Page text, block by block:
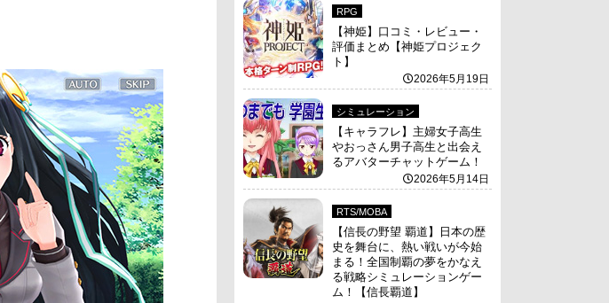
RPG
【神姫】口コミ・レビュー・
評価まとめ【神姫プロジェク
ト】
2026年5月19日
シミュレーション
【キャラフレ】主婦女子高生
やおっさん男子高生と出会え
るアバターチャットゲーム！
2026年5月14日
RTS/MOBA
【信長の野望 覇道】日本の歴
史を舞台に、熱い戦いが今始
まる！全国制覇の夢をかなえ
る戦略シミュレーションゲー
ム！【信長覇道】